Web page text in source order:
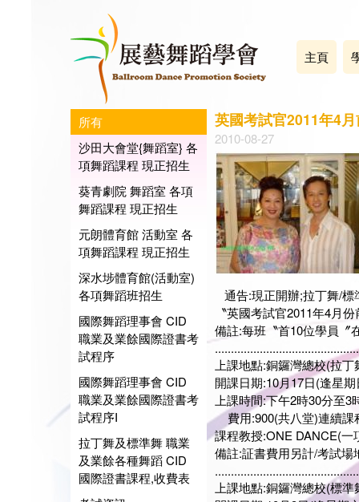
主頁
所有
沙田大會堂{舞蹈室} 各
項舞蹈課程 現正招生
葵青劇院 舞蹈室 各項
舞蹈課程 現正招生
元朗體育館 活動室 各
項舞蹈課程 現正招生
深水埗體育館(活動室)
各項舞蹈班招生
國際舞蹈理事會 CID
職業及業餘國際證書考
試程序
國際舞蹈理事會 CID
職業及業餘國際證書考
試程序I
拉丁舞及標準舞 職業
及業餘各種舞蹈 CID
國際證書課程,收費表
英國考試官2011年4
2010-08-27
通告:現正開辦;拉丁舞/
〝英國考試官2011年4月
備註:每班〝首10位學員〞
上課地點:銅鑼灣總校(拉
開課日期:10月17日(逢星期
上課時間:下午2時30分至3
費用:900(共八堂)連續課
課程教授:ONE DANCE(
備註:証書費用另計/考試場
上課地點:銅鑼灣總校(標